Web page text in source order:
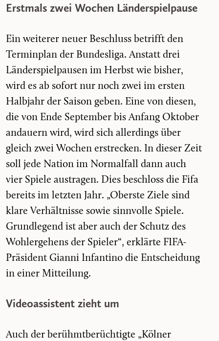
Erstmals zwei Wochen Länderspielpause
Ein weiterer neuer Beschluss betrifft den
Terminplan der Bundesliga. Anstatt drei
Länderspielpausen im Herbst wie bisher,
wird es ab sofort nur noch zwei im ersten
Halbjahr der Saison geben. Eine von diesen,
die von Ende September bis Anfang Oktober
andauern wird, wird sich allerdings über
gleich zwei Wochen erstrecken. In dieser Zeit
soll jede Nation im Normalfall dann auch
vier Spiele austragen. Dies beschloss die Fifa
bereits im letzten Jahr. „Oberste Ziele sind
klare Verhältnisse sowie sinnvolle Spiele.
Grundlegend ist aber auch der Schutz des
Wohlergehens der Spieler“, erklärte FIFA-
Präsident Gianni Infantino die Entscheidung
in einer Mitteilung.
Videoassistent zieht um
Auch der berühmtberüchtigte „Kölner